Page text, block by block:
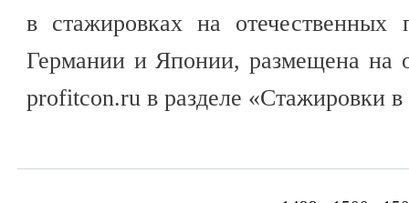
в стажировках на отечественных
Германии и Японии, размещена на
profitcon.ru в разделе «Стажировки